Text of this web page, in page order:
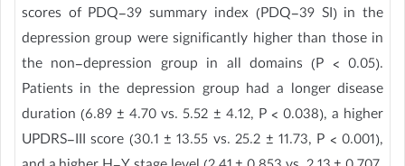
scores of PDQ-39 summary index (PDQ-39 SI) in the
depression group were significantly higher than those in
the non-depression group in all domains (P < 0.05).
Patients in the depression group had a longer disease
duration (6.89 ± 4.70 vs. 5.52 ± 4.12, P < 0.038), a higher
UPDRS-III score (30.1 ± 13.55 vs. 25.2 ± 11.73, P < 0.001),